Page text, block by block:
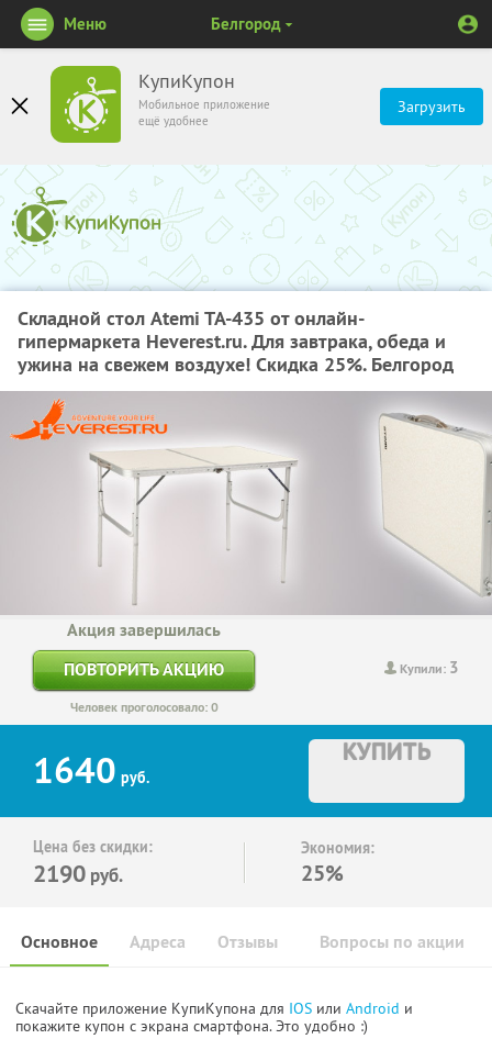
КупиКупон
Мобильное приложение
ещё удобнее
Загрузить
Меню Белгород
Складной стол Atemi TA-435 от онлайн-
гипермаркета Heverest.ru. Для завтрака, обеда и
ужина на свежем воздухе! Скидка 25%. Белгород
Купили: 3
Акция завершилась
ПОВТОРИТЬ АКЦИЮ
Человек проголосовало: 0
1640 руб.
КУПИТЬ
Цена без скидки:
2190 руб.
Экономия:
25%
Основное Отзывы Вопросы по акции
Адреса
Скачайте приложение КупиКупона для IOS или Android и
покажите купон с экрана смартфона. Это удобно :)